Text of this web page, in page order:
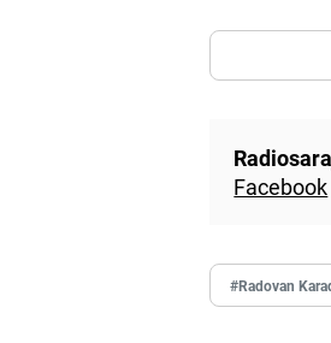
Facebook
#Radovan